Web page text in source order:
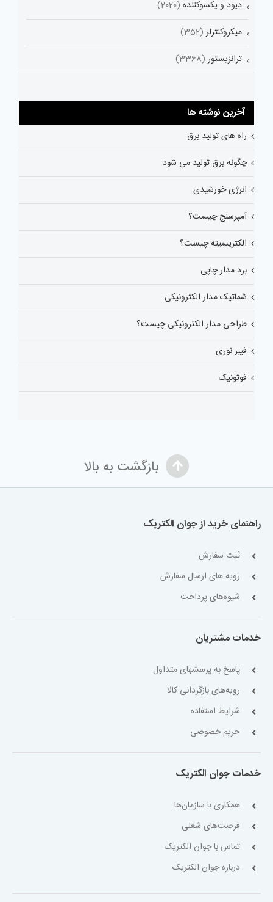
دیود و یکسوکننده (2020)
میکروکنترلر (352)
ترانزیستور (3368)
آخرین نوشته ها
راه های تولید برق
چگونه برق تولید می شود
انرژی خورشیدی
آمپرسنج چیست؟
الکتریسیته چیست؟
برد مدار چاپی
شماتیک مدار الکترونیکی
طراحی مدار الکترونیکی چیست؟
فیبر نوری
فوتونیک
بازگشت به بالا
راهنمای خرید از جوان الکتریک
ثبت سفارش
رویه های ارسال سفارش
شیوه‌های پرداخت
خدمات مشتریان
پاسخ به پرسشهای متداول
رویه‌های بازگردانی کالا
شرایط استفاده
حریم خصوصی
خدمات جوان الکتریک
همکاری با سازمان‌ها
فرصت‌های شغلی
تماس با جوان الکتریک
درباره جوان الکتریک